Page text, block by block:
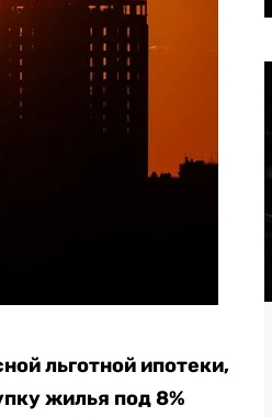
льготной ипотеки,
жилья под 8%